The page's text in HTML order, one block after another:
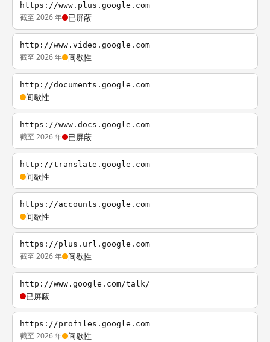
https://www.plus.google.com
截至 2026 年 已屏蔽
http://www.video.google.com
截至 2026 年 间歇性
http://documents.google.com
间歇性
https://www.docs.google.com
截至 2026 年 已屏蔽
http://translate.google.com
间歇性
https://accounts.google.com
间歇性
https://plus.url.google.com
截至 2026 年 间歇性
http://www.google.com/talk/
已屏蔽
https://profiles.google.com
截至 2026 年 间歇性